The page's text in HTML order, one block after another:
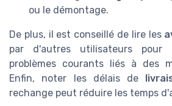
ou le démontage.
De plus, il est conseillé de lire les
par d'autres utilisateurs pour
problèmes courants liés à des
Enfin, noter les délais de
rechange peut réduire les temps